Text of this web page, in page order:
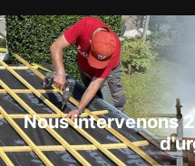
Nous intervenons